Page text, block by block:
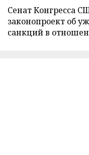
Сенат Конгресса
законопроект об
санкций в